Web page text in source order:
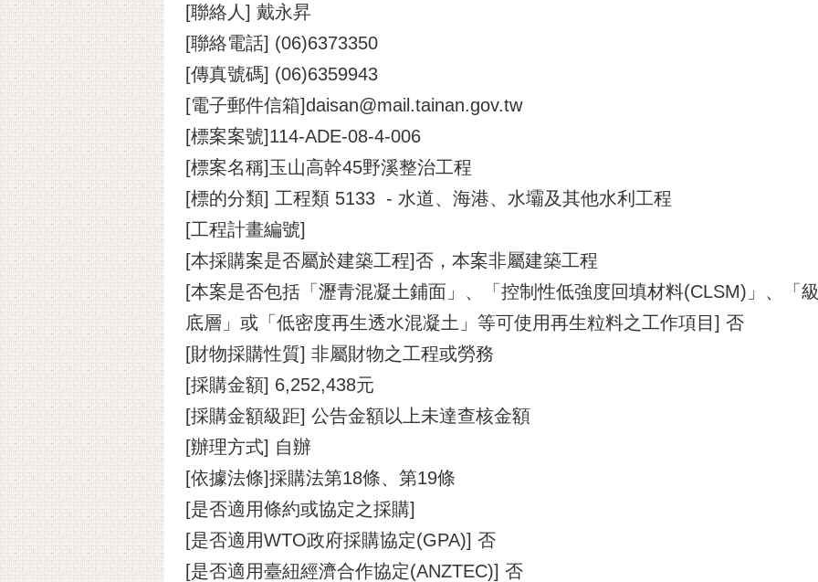
[聯絡人] 戴永昇
[聯絡電話] (06)6373350
[傳真號碼] (06)6359943
[電子郵件信箱]daisan@mail.tainan.gov.tw
[標案案號]114-ADE-08-4-006
[標案名稱]玉山高幹45野溪整治工程
[標的分類] 工程類 5133 - 水道、海港、水壩及其他水利工程
[工程計畫編號]
[本採購案是否屬於建築工程]否，本案非屬建築工程
[本案是否包括「瀝青混凝土鋪面」、「控制性低強度回填材料(CLSM)」、「
底層」或「低密度再生透水混凝土」等可使用再生粒料之工作項目] 否
[財物採購性質] 非屬財物之工程或勞務
[採購金額] 6,252,438元
[採購金額級距] 公告金額以上未達查核金額
[辦理方式] 自辦
[依據法條]採購法第18條、第19條
[是否適用條約或協定之採購]
[是否適用WTO政府採購協定(GPA)] 否
[是否適用臺紐經濟合作協定(ANZTEC)] 否